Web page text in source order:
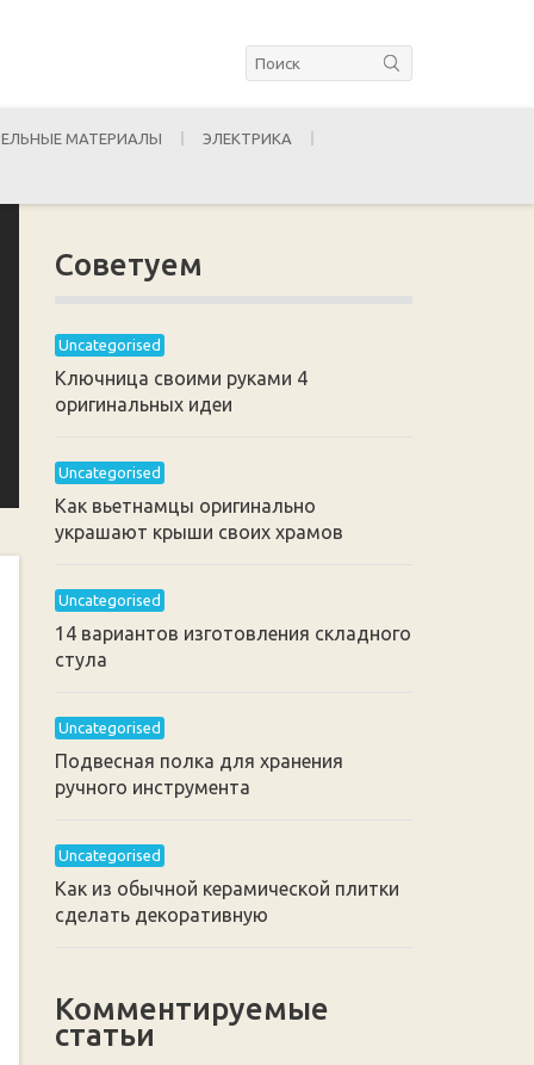
МАТЕРИАЛЫ ЭЛЕКТРИКА
Советуем
Uncategorised
Ключница своими руками 4
оригинальных идеи
Uncategorised
Как вьетнамцы оригинально
украшают крыши своих храмов
Uncategorised
14 вариантов изготовления складного
стула
Uncategorised
Подвесная полка для хранения
ручного инструмента
Uncategorised
Как из обычной керамической плитки
сделать декоративную
Комментируемые
статьи